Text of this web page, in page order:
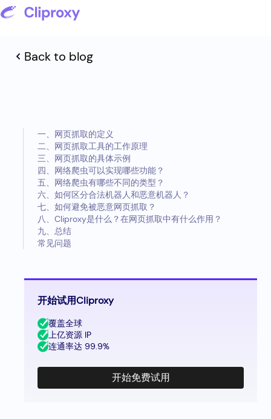
Back to blog
一、网页抓取的定义
二、网页抓取工具的工作原理
三、网页抓取的具体示例
四、网络爬虫可以实现哪些功能？
五、网络爬虫有哪些不同的类型？
六、如何区分合法机器人和恶意机器人？
七、如何避免被恶意网页抓取？
八、Cliproxy是什么？在网页抓取中有什么作用？
九、总结
常见问题
开始试用Cliproxy
覆盖全球
上亿资源 IP
连通率达 99.9%
开始免费试用